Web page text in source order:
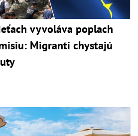
vyvoláva poplach
Migranti chystajú